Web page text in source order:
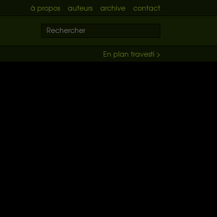
à propos auteurs archive contact
En plan travesti >